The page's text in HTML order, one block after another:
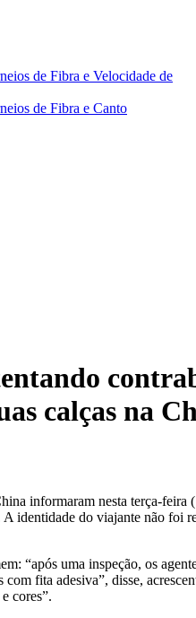
de Pássaros
de Fibra e Velocidade de
de Fibra e Canto
calças na
informaram nesta terça-
A identidade do viajante não foi
“após uma inspeção, os
com fita adesiva”, disse,
cores”.